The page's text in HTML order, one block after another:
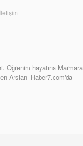
İletişim
Öğrenim hayatına Marmara
Arslan, Haber7.com'da